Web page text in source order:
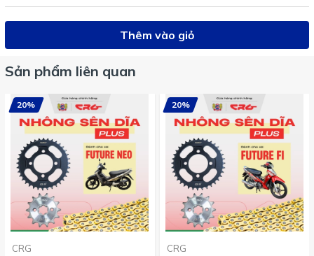
Thêm vào giỏ
Sản phẩm liên quan
20%
CRG
20%
CRG